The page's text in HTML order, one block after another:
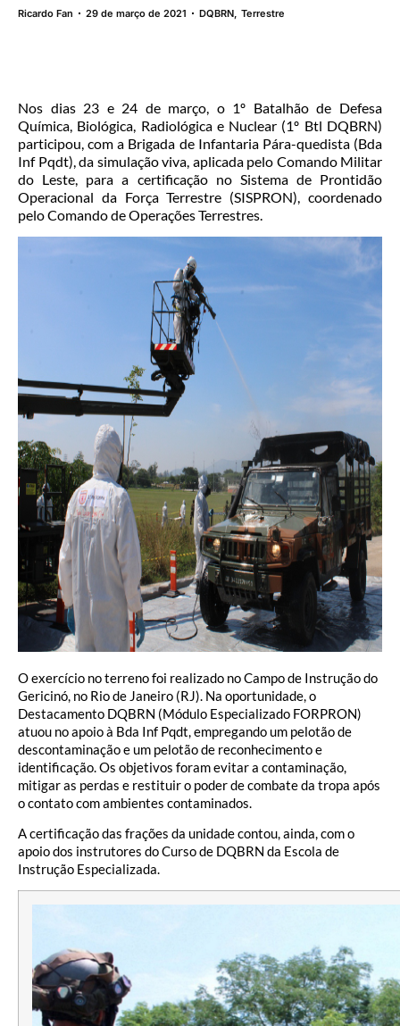
Ricardo Fan 29 de março de 2021 DQBRN,Terrestre
Nos dias 23 e 24 de março, o 1º Batalhão de Defesa
Química, Biológica, Radiológica e Nuclear (1º Btl DQBRN)
participou, com a Brigada de Infantaria Pára-quedista (Bda
Inf Pqdt), da simulação viva, aplicada pelo Comando Militar
do Leste, para a certificação no Sistema de Prontidão
Operacional da Força Terrestre (SISPRON), coordenado
pelo Comando de Operações Terrestres.
O exercício no terreno foi realizado no Campo de Instrução do
Gericinó, no Rio de Janeiro (RJ). Na oportunidade, o
Destacamento DQBRN (Módulo Especializado FORPRON)
atuou no apoio à Bda Inf Pqdt, empregando um pelotão de
descontaminação e um pelotão de reconhecimento e
identificação. Os objetivos foram evitar a contaminação,
mitigar as perdas e restituir o poder de combate da tropa após
o contato com ambientes contaminados.
A certificação das frações da unidade contou, ainda, com o
apoio dos instrutores do Curso de DQBRN da Escola de
Instrução Especializada.